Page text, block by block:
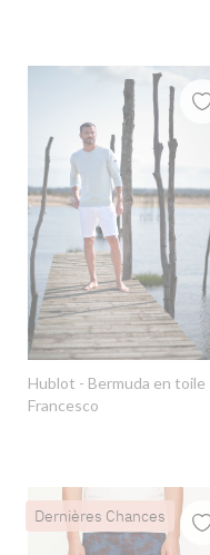
Hublot - Bermuda en toile
Francesco
Dernières Chances